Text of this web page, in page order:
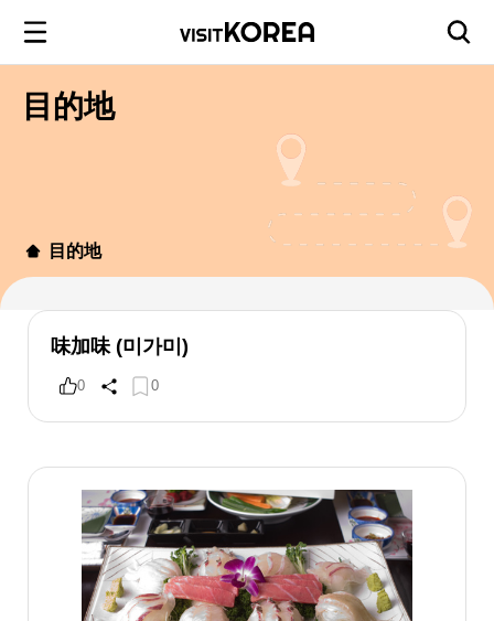
目的地
目的地
味加味 (미가미)
0 0